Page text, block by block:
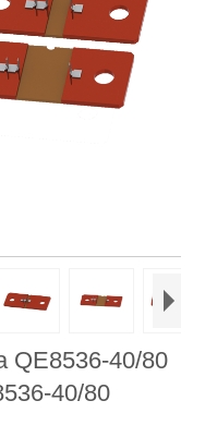
QE8536-40/80
40/80